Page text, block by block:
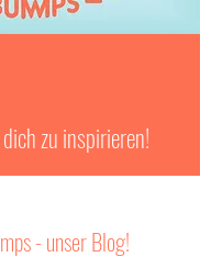
zu inspirieren!
- unser Blog!